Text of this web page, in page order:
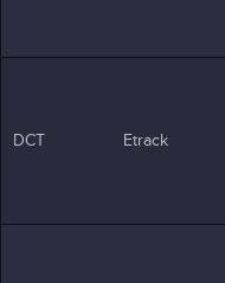
DCT Etrack